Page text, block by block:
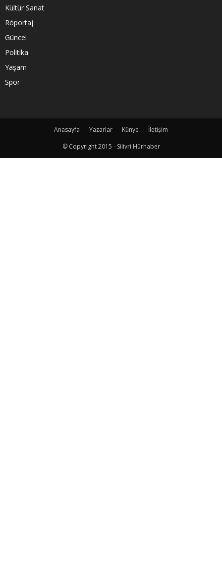
Kültür Sanat
Röportaj
Güncel
Politika
Yaşam
Spor
Anasayfa Yazarlar Künye
İletişim
© Copyright 2015 - Silivri Hürhaber